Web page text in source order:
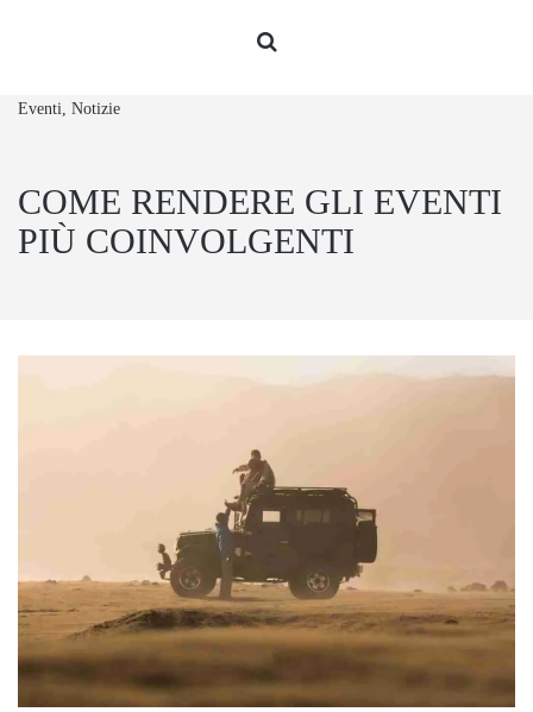
Eventi, Notizie
COME RENDERE GLI EVENTI
PIÙ COINVOLGENTI